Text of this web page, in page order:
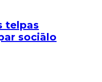
telpas
sociālo